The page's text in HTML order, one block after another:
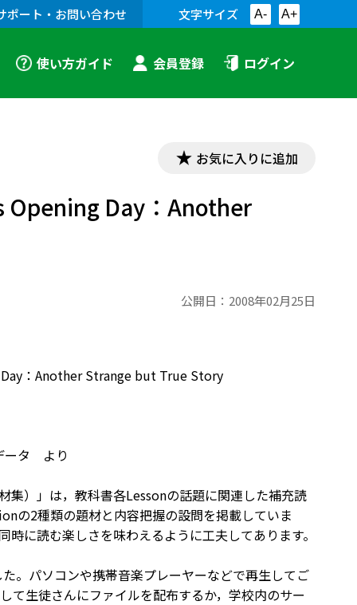
ポート・お問い合わせ 文字サイズ A- A+
使い方ガイド 会員登録 ログイン
お気に入りに追加
Opening Day：Another
公開日： 2008年02月25日
Day：Another Strange but True Story
ータ より
集）」は，教科書各Lessonの話題に関連した補充読
の2種類の題材と内容把握の設問を掲載していま
に読む楽しさを味わえるように工夫してあります。
。パソコンや携帯音楽プレーヤーなどで再生してご
て生徒さんにファイルを配布するか，学校内のサー